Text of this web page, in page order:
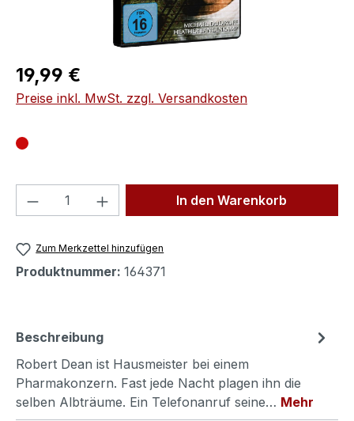
Regulärer Preis:
19,99 €
Preise inkl. MwSt. zzgl. Versandkosten
Produkt Anzahl: Gib denIn den Warenkorb
Zum Merkzettel hinzufügen
Produktnummer: 164371
Beschreibung
Robert Dean ist Hausmeister bei einem
Pharmakonzern. Fast jede Nacht plagen ihn die
selben Albträume. Ein Telefonanruf seine… Mehr